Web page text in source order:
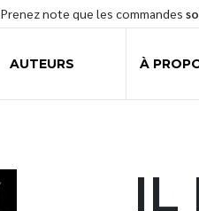
Prenez note que les commandes
AUTEURS À
IL